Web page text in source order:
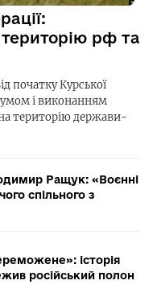
рф та
початку Курської
і виконанням
на територію держави-
Ращук: «Воєнні
спільного з
історія
російський полон